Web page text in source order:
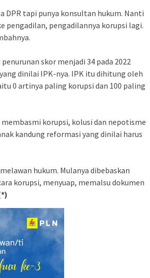
DPR tapi punya konsultan hukum. Nanti
pengadilan, pengadilannya korupsi lagi.
skor menjadi 34 pada 2022
dinilai IPK-nya. IPK itu dihitung oleh
0 artinya paling korupsi dan 100 paling
korupsi, kolusi dan nepotisme
kandung reformasi yang dinilai harus
hukum. Mulanya dibebaskan
korupsi, menyuap, memalsu dokumen